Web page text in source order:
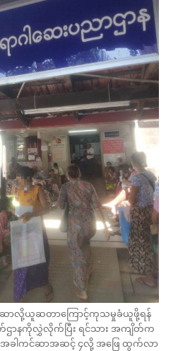
ဆာလို့ယူဆတာကြောင့်ကုသမှုခံယူဖို့ရန်
တ်ဌာနကိုလွှဲလိုက်ပြီး ရင်သား အကျိတ်က
အခါကင်ဆာအဆင့် ၄လို့ အဖြေ ထွက်လာ